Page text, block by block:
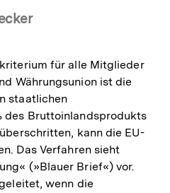
für alle Mitglieder
Währungsunion ist die
staatlichen
des Bruttoinlandsprodukts
kann die EU-
Das Verfahren sieht
(»Blauer Brief«) vor.
wenn die